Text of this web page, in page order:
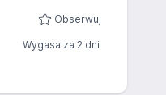
Obserwuj
Wygasa za 2 dni